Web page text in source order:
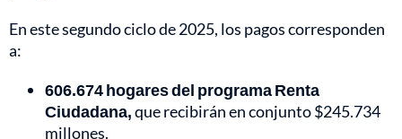
En este segundo ciclo de 2025, los pagos corresponden
a:
606.674 hogares del programa Renta
Ciudadana,que recibirán en conjunto $245.734
millones.